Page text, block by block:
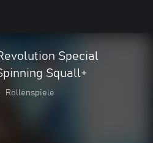
Special
Squall+
Rollenspiele